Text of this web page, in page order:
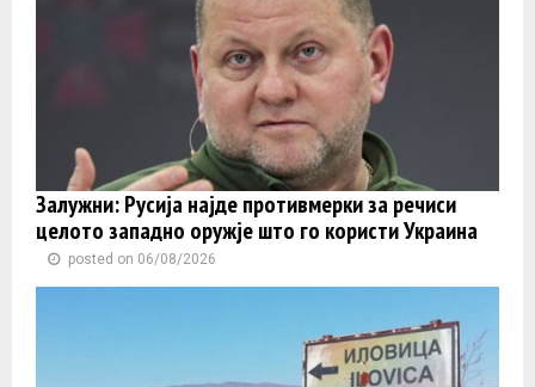
Залужни: Русија најде противмерки за речиси
целото западно оружје што го користи Украина
posted on 06/08/2026